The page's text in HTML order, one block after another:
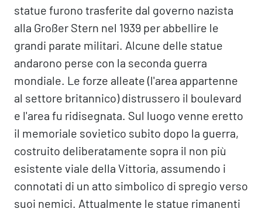
statue furono trasferite dal governo nazista
alla Großer Stern nel 1939 per abbellire le
grandi parate militari. Alcune delle statue
andarono perse con la seconda guerra
mondiale. Le forze alleate (l'area appartenne
al settore britannico) distrussero il boulevard
e l'area fu ridisegnata. Sul luogo venne eretto
il memoriale sovietico subito dopo la guerra,
costruito deliberatamente sopra il non più
esistente viale della Vittoria, assumendo i
connotati di un atto simbolico di spregio verso
suoi nemici. Attualmente le statue rimanenti